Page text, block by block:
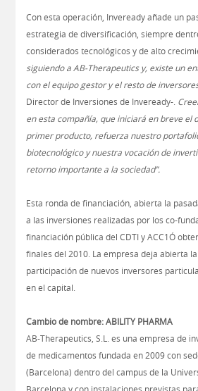
Con esta operación, Inveready añade un
estrategia de diversificación, siempre
considerados tecnológicos y de alto
siguiendo a AB-Therapeutics y, existe un
con el equipo gestor y el resto de
Director de Inversiones de Inveready-.
en esta compañía, que iniciará en breve el
primer producto, refuerza nuestro
biotecnológico y nuestra vocación de
retorno importante a la sociedad”.
Esta ronda de financiación, abierta la
a las inversiones realizadas por los co-
financiación pública del CDTI y ACC1Ó
finales del 2010. La empresa deja abierta
participación de nuevos inversores
en el capital.
Cambio de nombre: ABILITY PHARMA
AB-Therapeutics, S.L. es una empresa de
de medicamentos fundada en 2009 con
(Barcelona) dentro del campus de la